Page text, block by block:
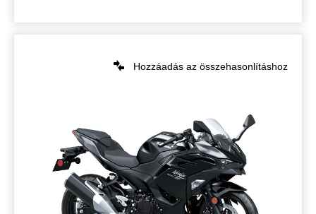
Hozzáadás az összehasonlításhoz